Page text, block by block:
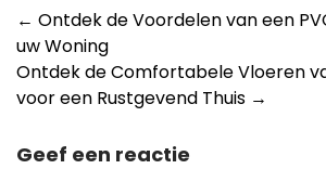
Berichtnavigatie
← Ontdek de Voordelen van een
uw Woning
Ontdek de Comfortabele Vloeren
voor een Rustgevend Thuis →
Geef een reactie